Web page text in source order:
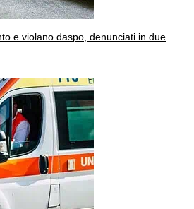
e violano daspo, denunciati in due